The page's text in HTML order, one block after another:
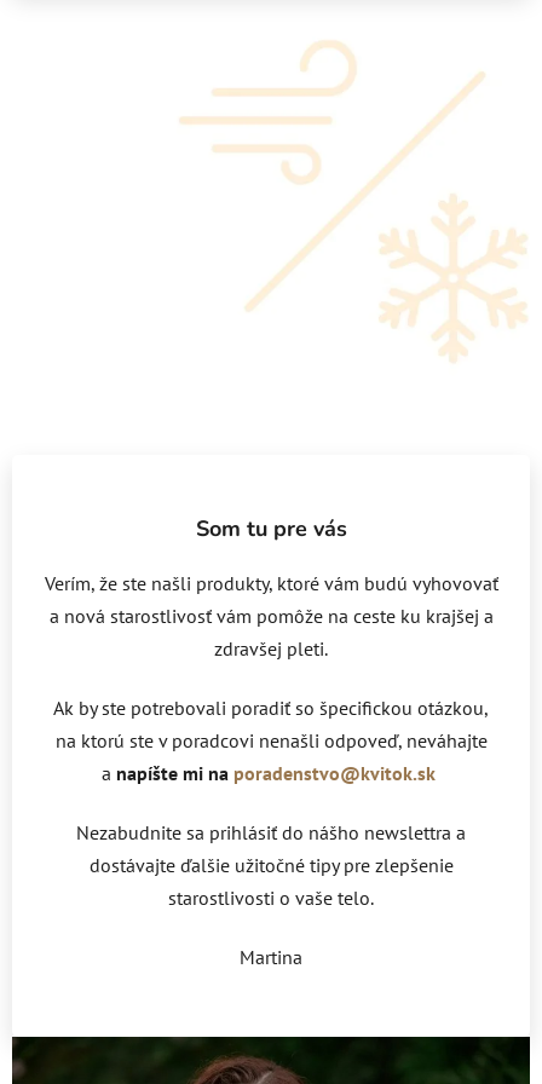
Som tu pre vás
Verím, že ste našli produkty, ktoré vám budú vyhovovať
a nová starostlivosť vám pomôže na ceste ku krajšej a
zdravšej pleti.
Ak by ste potrebovali poradiť so špecifickou otázkou,
na ktorú ste v poradcovi nenašli odpoveď, neváhajte
a napíšte mi na poradenstvo@kvitok.sk
Nezabudnite sa prihlásiť do nášho newslettra a
dostávajte ďalšie užitočné tipy pre zlepšenie
starostlivosti o vaše telo.
Martina